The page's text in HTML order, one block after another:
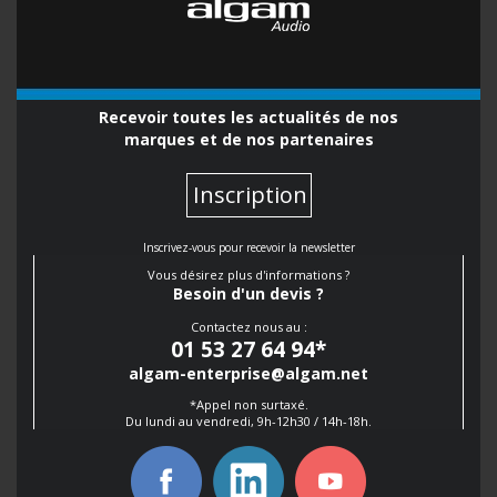
Recevoir toutes les actualités de nos
marques et de nos partenaires
Inscription
Inscrivez-vous pour recevoir la newsletter
Vous désirez plus d'informations ?
Besoin d'un devis ?
Contactez nous au :
01 53 27 64 94*
algam-enterprise@algam.net
*Appel non surtaxé.
Du lundi au vendredi, 9h-12h30 / 14h-18h.